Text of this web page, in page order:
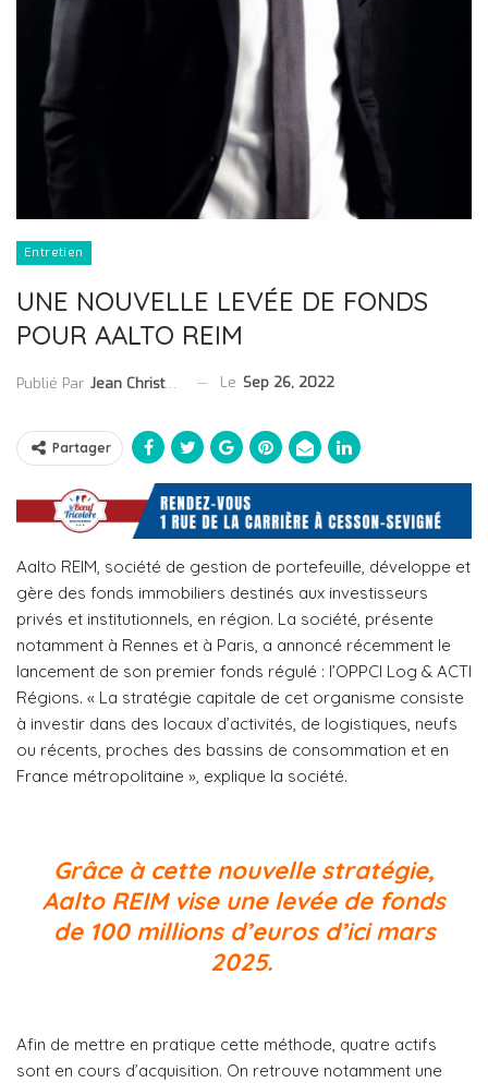
Entretien
UNE NOUVELLE LEVÉE DE FONDS
POUR AALTO REIM
Publié Par Jean Christophe Collet Le Sep 26, 2022
Partager
Aalto REIM, société de gestion de portefeuille, développe et
gère des fonds immobiliers destinés aux investisseurs
privés et institutionnels, en région. La société, présente
notamment à Rennes et à Paris, a annoncé récemment le
lancement de son premier fonds régulé : l’OPPCI Log & ACTI
Régions. « La stratégie capitale de cet organisme consiste
à investir dans des locaux d’activités, de logistiques, neufs
ou récents, proches des bassins de consommation et en
France métropolitaine », explique la société.
Grâce à cette nouvelle stratégie,
Aalto REIM vise une levée de fonds
de 100 millions d’euros d’ici mars
2025.
Afin de mettre en pratique cette méthode, quatre actifs
sont en cours d’acquisition. On retrouve notamment une